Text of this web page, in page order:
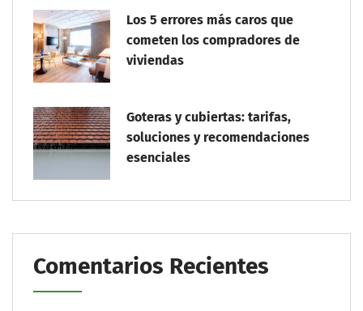
Los 5 errores más caros que
cometen los compradores de
viviendas
Goteras y cubiertas: tarifas,
soluciones y recomendaciones
esenciales
Comentarios Recientes